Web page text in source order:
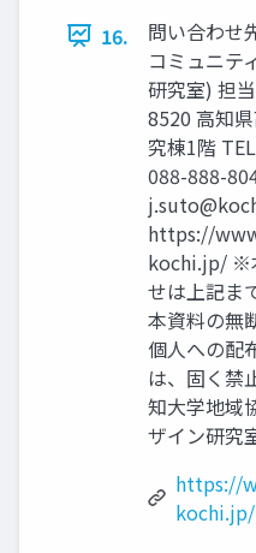
16.
問い合わせ
コミュニテ
研究室) 担
8520 高知
究棟1階
088-888-
https://
kochi.jp/ ※
せは上記ま
本資料の無
個人への配
は、固く禁
知大学地域
ザイン研究
https://
kochi.jp/